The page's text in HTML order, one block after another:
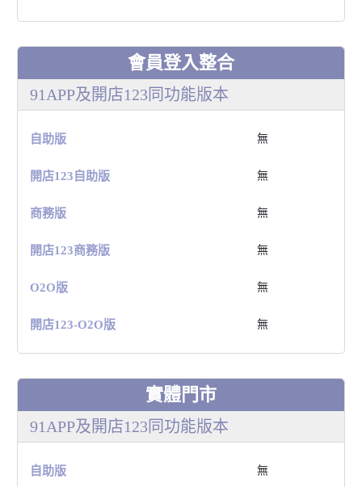
會員登入整合
91APP及開店123同功能版本
⾃助版 無
開店123⾃助版 無
商務版 無
開店123商務版 無
O2O版 無
開店123-O2O版 無
實體門市
91APP及開店123同功能版本
⾃助版 無